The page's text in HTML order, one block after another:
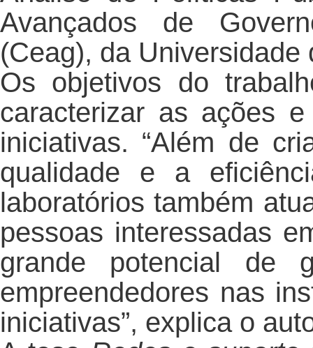
Avançados de
(Ceag), da
Os objetivos do
caracterizar as ações
iniciativas. “Além de
qualidade e a
laboratórios também
pessoas interessadas
grande potencial de
empreendedores nas
iniciativas”, explica o